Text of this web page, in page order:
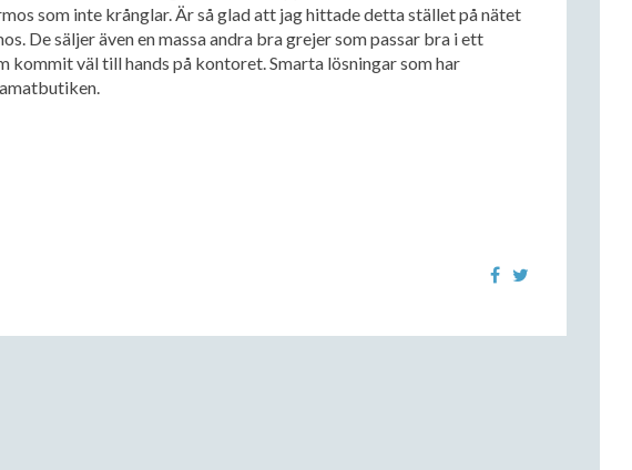
som inte krånglar. Är så glad att jag hittade detta stället på nätet
De säljer även en massa andra bra grejer som passar bra i ett
kommit väl till hands på kontoret. Smarta lösningar som har